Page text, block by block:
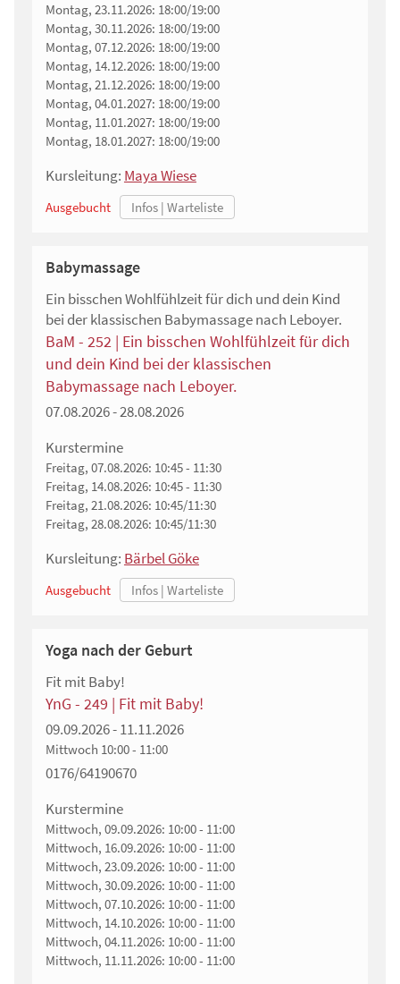
Montag, 23.11.2026: 18:00/19:00
Montag, 30.11.2026: 18:00/19:00
Montag, 07.12.2026: 18:00/19:00
Montag, 14.12.2026: 18:00/19:00
Montag, 21.12.2026: 18:00/19:00
Montag, 04.01.2027: 18:00/19:00
Montag, 11.01.2027: 18:00/19:00
Montag, 18.01.2027: 18:00/19:00
Kursleitung: Maya Wiese
Ausgebucht
Babymassage
Ein bisschen Wohlfühlzeit für dich und dein Kind
bei der klassischen Babymassage nach Leboyer.
BaM - 252 | Ein bisschen Wohlfühlzeit für dich
und dein Kind bei der klassischen
Babymassage nach Leboyer.
07.08.2026 - 28.08.2026
Kurstermine
Freitag, 07.08.2026: 10:45 - 11:30
Freitag, 14.08.2026: 10:45 - 11:30
Freitag, 21.08.2026: 10:45/11:30
Freitag, 28.08.2026: 10:45/11:30
Kursleitung: Bärbel Göke
Ausgebucht
Yoga nach der Geburt
Fit mit Baby!
YnG - 249 | Fit mit Baby!
09.09.2026 - 11.11.2026
Mittwoch 10:00 - 11:00
0176/64190670
Kurstermine
Mittwoch, 09.09.2026: 10:00 - 11:00
Mittwoch, 16.09.2026: 10:00 - 11:00
Mittwoch, 23.09.2026: 10:00 - 11:00
Mittwoch, 30.09.2026: 10:00 - 11:00
Mittwoch, 07.10.2026: 10:00 - 11:00
Mittwoch, 14.10.2026: 10:00 - 11:00
Mittwoch, 04.11.2026: 10:00 - 11:00
Mittwoch, 11.11.2026: 10:00 - 11:00